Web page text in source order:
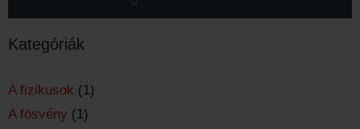
Kategóriák
A fizikusok (1)
A fösvény (1)